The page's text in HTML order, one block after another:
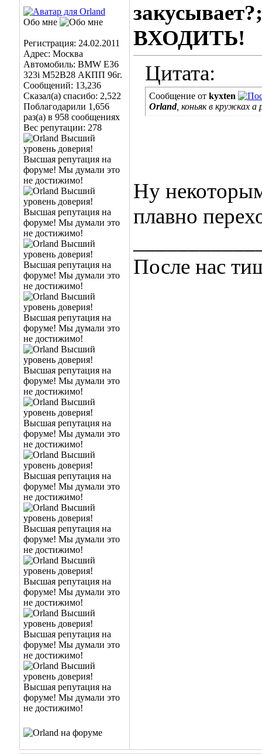
Обо мне
Регистрация: 24.02.2011
Адрес: Москва
Автомобиль: BMW E36
323i M52B28 АКПП 96г.
Сообщений: 13,236
Сказал(а) спасибо: 2,522
Поблагодарили 1,656
раз(а) в 958 сообщениях
Вес репутации: 278
ВХОДИТЬ!
Цитата:
Сообщение от kyxten
Orland, коньяк в кружках
Ну
плавно
После нас